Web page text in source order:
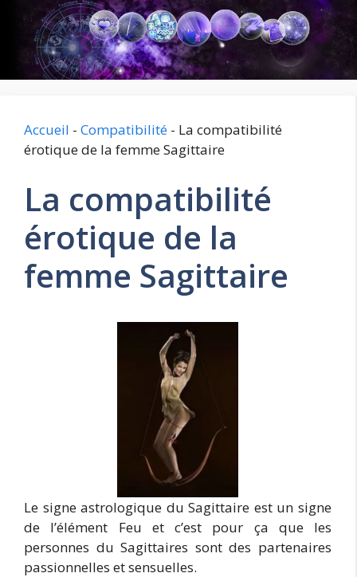
contenu
Accueil - Compatibilité - La compatibilité
érotique de la femme Sagittaire
La compatibilité
érotique de la
femme Sagittaire
Le signe astrologique du Sagittaire est un signe
de l’élément Feu et c’est pour ça que les
personnes du Sagittaires sont des partenaires
passionnelles et sensuelles.